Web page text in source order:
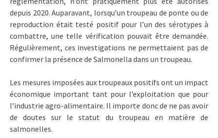
depuis 2020. Auparavant, lorsqu’un troupeau de ponte ou de
reproduction était testé positif pour l’un des sérotypes à
combattre, une telle vérification pouvait être demandée.
Régulièrement, ces investigations ne permettaient pas de
confirmer la présence de Salmonella dans un troupeau.
Les mesures imposées aux troupeaux positifs ont un impact
économique important tant pour l’exploitation que pour
l’industrie agro-alimentaire. Il importe donc de ne pas avoir
de doutes sur le statut du troupeau en matière de
salmonelles.